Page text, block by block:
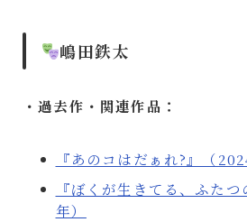
嶋田鉄太
・過去作・関連作品：
『あのコはだぁれ?』（
『ぼくが生きてる、ふた
年）